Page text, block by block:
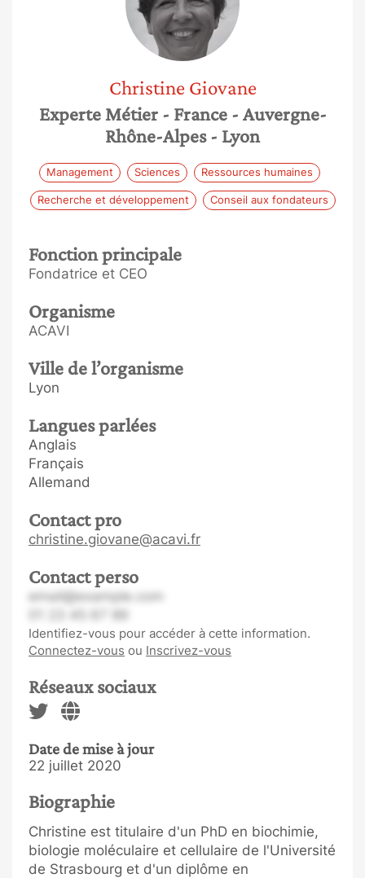
Christine Giovane
Experte Métier - France - Auvergne-
Rhône-Alpes - Lyon
Management Sciences Ressources humaines
Recherche et développement Conseil aux fondateurs
Fonction principale
Fondatrice et CEO
Organisme
ACAVI
Ville de l’organisme
Lyon
Langues parlées
Anglais
Français
Allemand
Contact pro
christine.giovane@acavi.fr
Contact perso
email@example.com
Identifiez-vous pour accéder à cette information.
Connectez-vous ou Inscrivez-vous
Réseaux sociaux
Date de mise à jour
22 juillet 2020
Biographie
Christine est titulaire d'un PhD en biochimie,
biologie moléculaire et cellulaire de l'Université
de Strasbourg et d'un diplôme en